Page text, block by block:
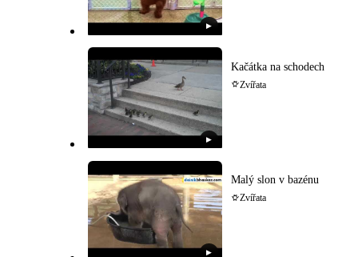
▶
▶
Kačátka na schodech
Zvířata
▶
Malý slon v bazénu
Zvířata